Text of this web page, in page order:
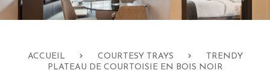
ACCUEIL COURTESY TRAYS
TRENDY
PLATEAU DE COURTOISIE EN BOIS NOIR